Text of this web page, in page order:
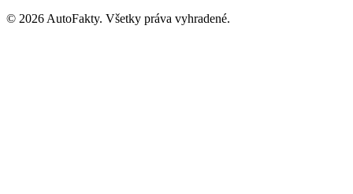
© 2026 AutoFakty. Všetky práva vyhradené.